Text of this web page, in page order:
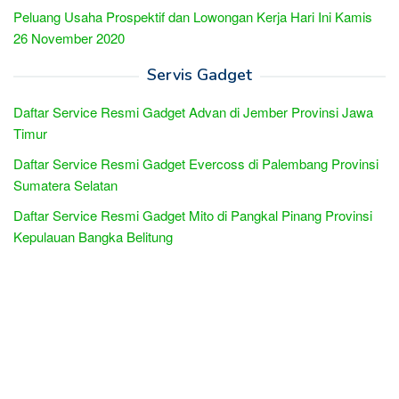
Peluang Usaha Prospektif dan Lowongan Kerja Hari Ini Kamis
26 November 2020
Servis Gadget
Daftar Service Resmi Gadget Advan di Jember Provinsi Jawa
Timur
Daftar Service Resmi Gadget Evercoss di Palembang Provinsi
Sumatera Selatan
Daftar Service Resmi Gadget Mito di Pangkal Pinang Provinsi
Kepulauan Bangka Belitung